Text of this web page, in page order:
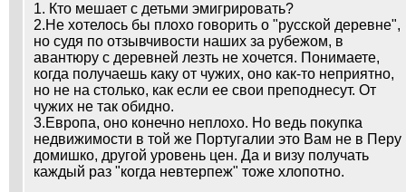
1. Кто мешает с детьми эмигрировать?
2.Не хотелось бы плохо говорить о "русской деревне",
но судя по отзывчивости наших за рубежом, в
авантюру с деревней лезть не хочется. Понимаете,
когда получаешь каку от чужих, оно как-то неприятно,
но не на столько, как если ее свои преподнесут. От
чужих не так обидно.
3.Европа, оно конечно неплохо. Но ведь покупка
недвижимости в той же Португалии это Вам не в Перу
домишко, другой уровень цен. Да и визу получать
каждый раз "когда невтерпеж" тоже хлопотно.